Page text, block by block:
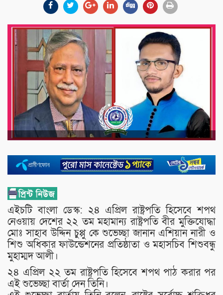
এইচটি বাংলা ডেস্ক: ২৪ এপ্রিল রাষ্ট্রপতি হিসেবে শপথ
নেওয়ায় দেশের ২২ তম মহামান্য রাষ্ট্রপতি বীর মুক্তিযোদ্ধা
মোঃ সাহাব উদ্দিন চুপ্পু কে শুভেচ্ছা জানান এশিয়ান নারী ও
শিশু অধিকার ফাউন্ডেশনের প্রতিষ্ঠাতা ও মহাসচিব শিশুবন্ধু
মুহাম্মদ আলী।
২৪ এপ্রিল ২২ তম রাষ্ট্রপতি হিসেবে শপথ পাঠ করার পর
এই শুভেচ্ছা বার্তা দেন তিনি।